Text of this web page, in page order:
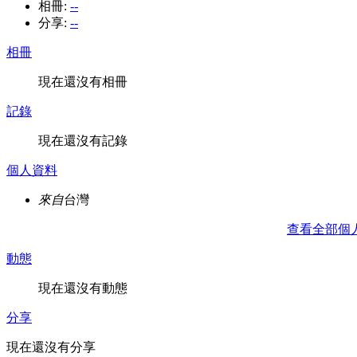
相冊: --
分享: --
相冊
現在還沒有相冊
記錄
現在還沒有記錄
個人資料
來自台灣
查看全部個
動態
現在還沒有動態
分享
現在還沒有分享